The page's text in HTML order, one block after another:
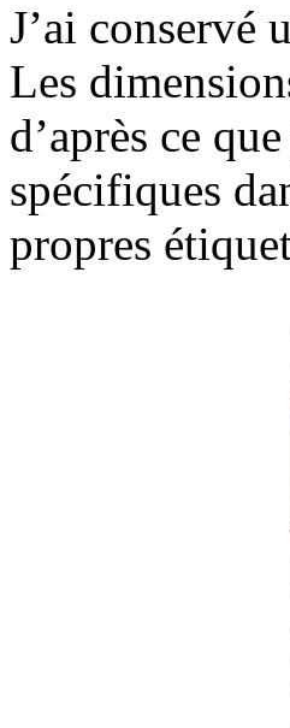
J’ai conservé
Les
d’après ce
spécifiques
propres